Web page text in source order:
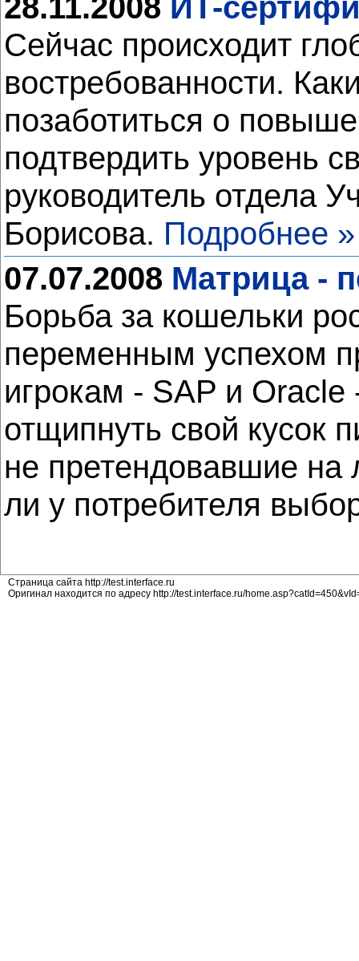
28.11.2008 ИТ-
Сейчас происходит
востребованности.
позаботиться о
подтвердить уровень
руководитель отдела
Борисова. Подробнее »
07.07.2008 Матрица -
Борьба за кошельки
переменным успехом
игрокам - SAP и
отщипнуть свой
не претендовавшие на
ли у потребителя
Страница сайта http://test.interface.ru
Оригинал находится по адресу http://test.interface.ru/